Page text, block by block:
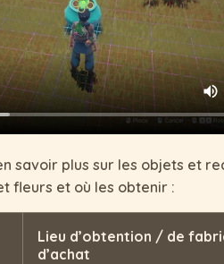
savoir plus sur les objets et
fleurs et où les obtenir :
Lieu d’obtention / de
d’achat